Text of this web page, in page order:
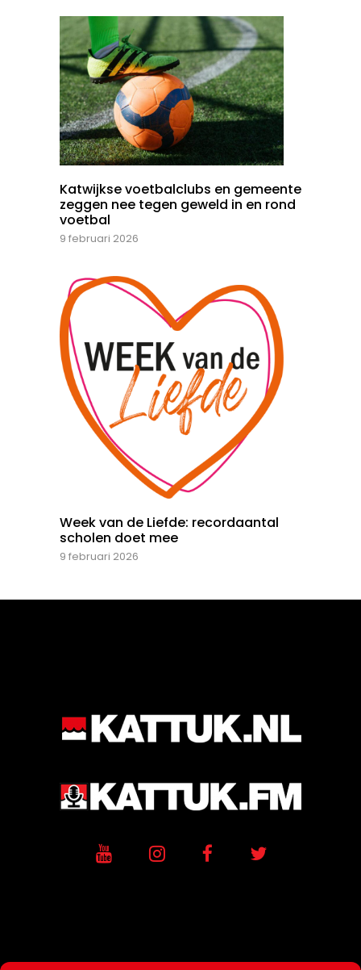
Katwijkse voetbalclubs en gemeente
zeggen nee tegen geweld in en rond
voetbal
9 februari 2026
Week van de Liefde: recordaantal
scholen doet mee
9 februari 2026